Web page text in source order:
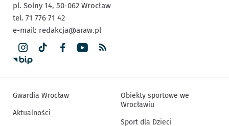
pl. Solny 14, 50-062 Wrocław
tel. 71 776 71 42
e-mail: redakcja@araw.pl
Gwardia Wrocław
Aktualności
Obiekty sportowe we
Wrocławiu
Sport dla Dzieci